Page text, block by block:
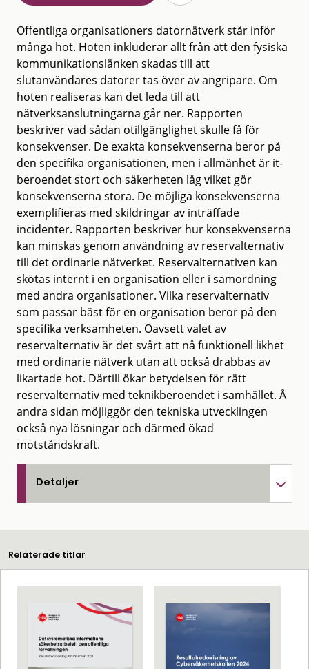
Offentliga organisationers datornätverk står inför
många hot. Hoten inkluderar allt från att den fysiska
kommunikationslänken skadas till att
slutanvändares datorer tas över av angripare. Om
hoten realiseras kan det leda till att
nätverksanslutningarna går ner. Rapporten
beskriver vad sådan otillgänglighet skulle få för
konsekvenser. De exakta konsekvenserna beror på
den specifika organisationen, men i allmänhet är it-
beroendet stort och säkerheten låg vilket gör
konsekvenserna stora. De möjliga konsekvenserna
exemplifieras med skildringar av inträffade
incidenter. Rapporten beskriver hur konsekvenserna
kan minskas genom användning av reservalternativ
till det ordinarie nätverket. Reservalternativen kan
skötas internt i en organisation eller i samordning
med andra organisationer. Vilka reservalternativ
som passar bäst för en organisation beror på den
specifika verksamheten. Oavsett valet av
reservalternativ är det svårt att nå funktionell likhet
med ordinarie nätverk utan att också drabbas av
likartade hot. Därtill ökar betydelsen för rätt
reservalternativ med teknikberoendet i samhället. Å
andra sidan möjliggör den tekniska utvecklingen
också nya lösningar och därmed ökad
motståndskraft.
Detaljer
Relaterade titlar